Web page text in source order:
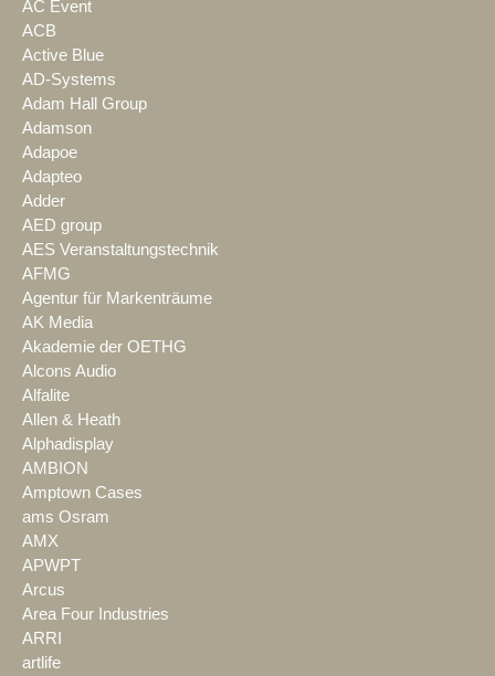
AC Event
ACB
Active Blue
AD-Systems
Adam Hall Group
Adamson
Adapoe
Adapteo
Adder
AED group
AES Veranstaltungstechnik
AFMG
Agentur für Markenträume
AK Media
Akademie der OETHG
Alcons Audio
Alfalite
Allen & Heath
Alphadisplay
AMBION
Amptown Cases
ams Osram
AMX
APWPT
Arcus
Area Four Industries
ARRI
artlife